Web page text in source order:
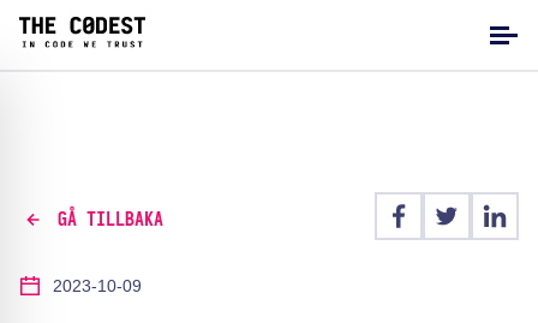
GÅ TILLBAKA
2023-10-09